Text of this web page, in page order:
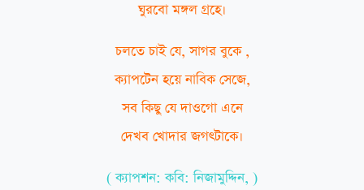
ঘুরবো মঙ্গল গ্রহে।
চলতে চাই যে, সাগর বুকে ,
ক্যাপটেন হয়ে নাবিক সেজে,
সব কিছু যে দাওগো এনে
দেখব খোদার জগৎটাকে।
( ক্যাপশন: কবি: নিজামুদ্দিন, )